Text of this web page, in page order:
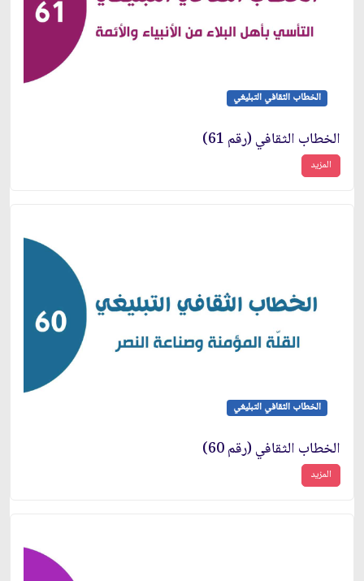
الخطاب الثقافي التبليغي
الخطاب الثقافي (رقم 61)
المزيد
الخطاب الثقافي التبليغي
الخطاب الثقافي (رقم 60)
المزيد